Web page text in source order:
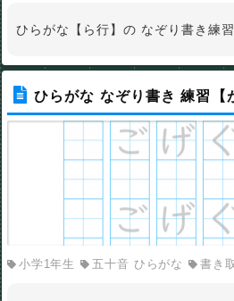
ひらがな【ら行】の なぞり書き練習
ひらがな なぞり書き 練習【
小学1年生 五十音 ひらがな 書き